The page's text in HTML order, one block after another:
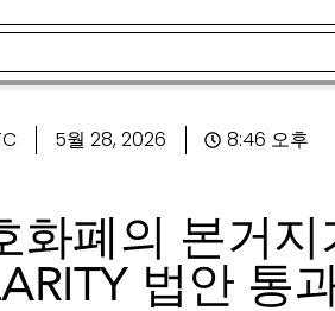
5월 28, 2026 8:46 오후
화폐의 본거
법안 통